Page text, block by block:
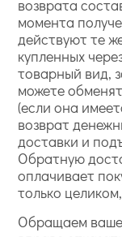
возврата
момента
действуют те
купленных
товарный вид,
можете
(если она
возврат
доставки и
Обратную
оплачивает
только
Обращаем